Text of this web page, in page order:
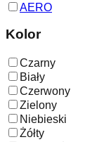
AERO
Kolor
Czarny
Biały
Czerwony
Zielony
Niebieski
Żółty